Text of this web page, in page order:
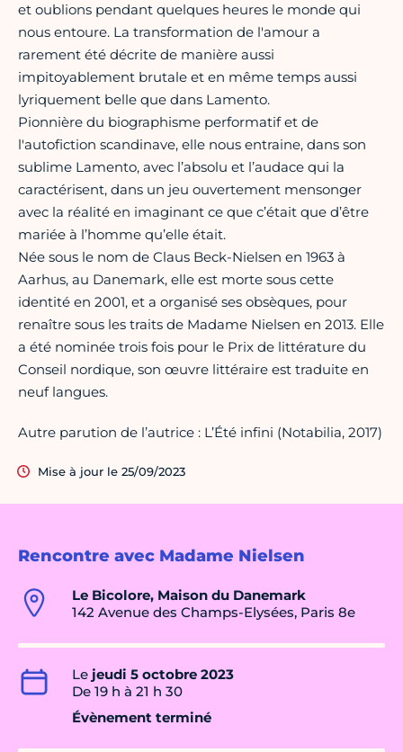
Rencontre avec Madame Nielsen
Le Bicolore, Maison du Danemark
142 Avenue des Champs-Elysées, Paris 8e
Le jeudi 5 octobre 2023
De 19 h à 21 h 30
Évènement terminé
et oublions pendant quelques heures le monde qui
nous entoure. La transformation de l'amour a
rarement été décrite de manière aussi
impitoyablement brutale et en même temps aussi
lyriquement belle que dans Lamento.
Pionnière du biographisme performatif et de
l'autofiction scandinave, elle nous entraine, dans son
sublime Lamento, avec l’absolu et l’audace qui la
caractérisent, dans un jeu ouvertement mensonger
avec la réalité en imaginant ce que c’était que d’être
mariée à l’homme qu’elle était.
Née sous le nom de Claus Beck-Nielsen en 1963 à
Aarhus, au Danemark, elle est morte sous cette
identité en 2001, et a organisé ses obsèques, pour
renaître sous les traits de Madame Nielsen en 2013. Elle
a été nominée trois fois pour le Prix de littérature du
Conseil nordique, son œuvre littéraire est traduite en
neuf langues.
Autre parution de l’autrice : L’Été infini (Notabilia, 2017)
Mise à jour le 25/09/2023